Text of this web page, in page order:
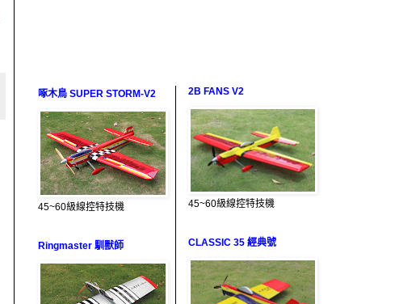
啄木鳥 SUPER STORM-V2
45~60級線控特技機
Ringmaster 馴獸師
2B FANS V2
45~60級線控特技機
CLASSIC 35 經典號